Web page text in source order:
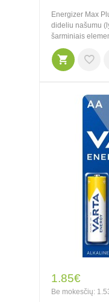
Energizer Max
dideliu našumu
šarminiais
1.85€
Be mokesčių: